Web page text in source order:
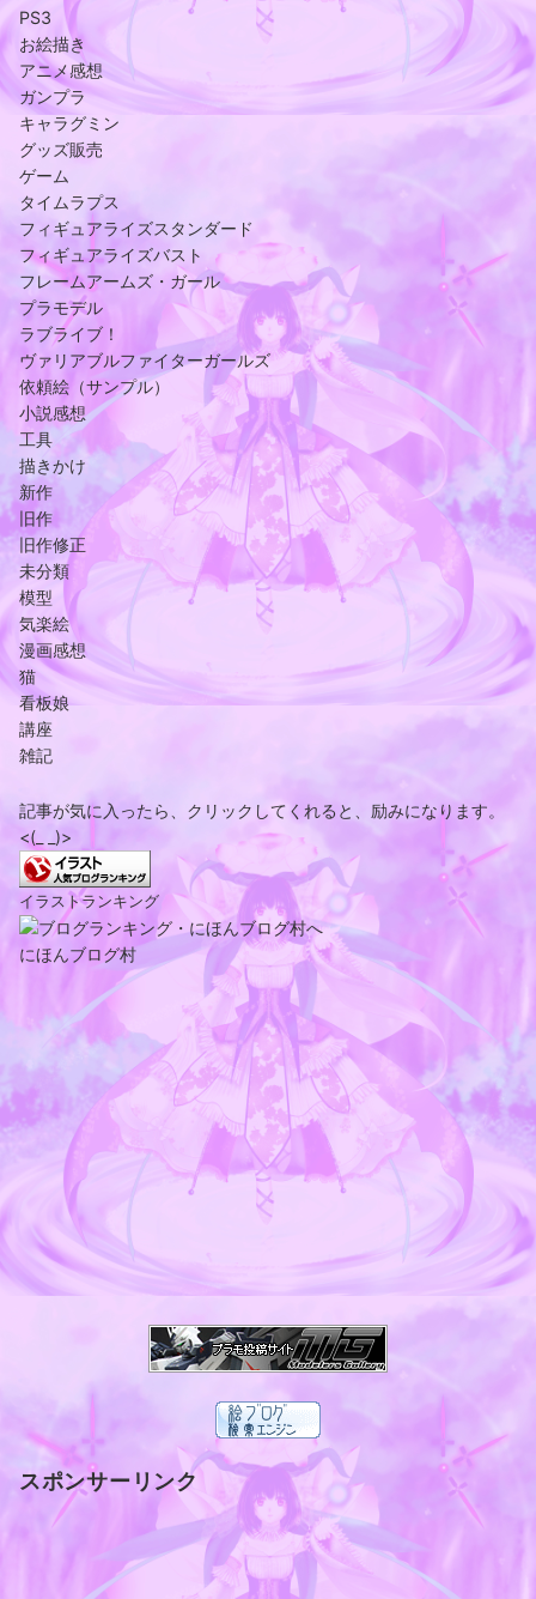
PS3
お絵描き
アニメ感想
ガンプラ
キャラグミン
グッズ販売
ゲーム
タイムラプス
フィギュアライズスタンダード
フィギュアライズバスト
フレームアームズ・ガール
プラモデル
ラブライブ！
ヴァリアブルファイターガールズ
依頼絵（サンプル）
小説感想
工具
描きかけ
新作
旧作
旧作修正
未分類
模型
気楽絵
漫画感想
猫
看板娘
講座
雑記
記事が気に入ったら、クリックしてくれると、励みになります。
<(_ _)>
イラストランキング
にほんブログ村
スポンサーリンク